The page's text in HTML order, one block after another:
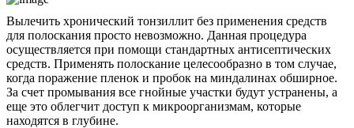
Вылечить хронический тонзиллит без применения средств
для полоскания просто невозможно. Данная процедура
осуществляется при помощи стандартных антисептических
средств. Применять полоскание целесообразно в том случае,
когда поражение пленок и пробок на миндалинах обширное.
За счет промывания все гнойные участки будут устранены, а
еще это облегчит доступ к микроорганизмам, которые
находятся в глубине.